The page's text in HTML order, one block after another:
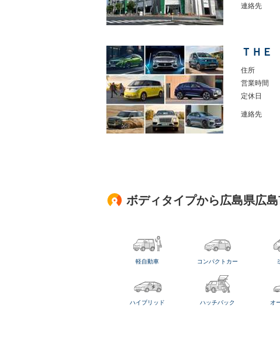
連絡先
ＴＨＥ
住所
営業時間
定休日
連絡先
ボディタイプから広島県広
軽自動車 コンパクトカー
ハイブリッド ハッチバック オ